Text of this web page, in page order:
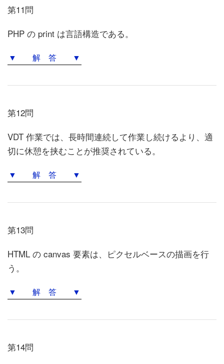
第11問
PHP の print は言語構造である。
▼ 解 答 ▼
第12問
VDT 作業では、長時間連続して作業し続けるより、適
切に休憩を挟むことが推奨されている。
▼ 解 答 ▼
第13問
HTML の canvas 要素は、ピクセルベースの描画を行
う。
▼ 解 答 ▼
第14問